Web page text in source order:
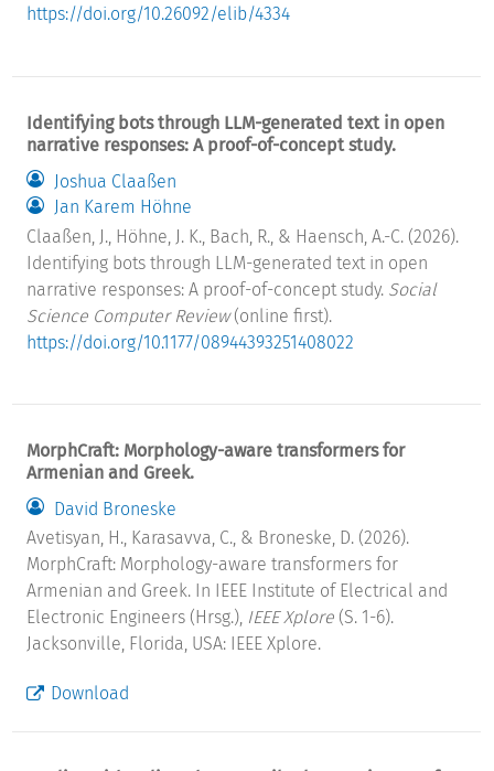
https://doi.org/10.26092/elib/4334
Identifying bots through LLM-generated text in open
narrative responses: A proof-of-concept study.
Joshua Claaßen
Jan Karem Höhne
Claaßen, J., Höhne, J. K., Bach, R., & Haensch, A.-C. (2026).
Identifying bots through LLM-generated text in open
narrative responses: A proof-of-concept study. Social
Science Computer Review(online first).
https://doi.org/10.1177/08944393251408022
MorphCraft: Morphology-aware transformers for
Armenian and Greek.
David Broneske
Avetisyan, H., Karasavva, C., & Broneske, D. (2026).
MorphCraft: Morphology-aware transformers for
Armenian and Greek. In IEEE Institute of Electrical and
Electronic Engineers (Hrsg.), IEEE Xplore (S. 1-6).
Jacksonville, Florida, USA: IEEE Xplore.
Download